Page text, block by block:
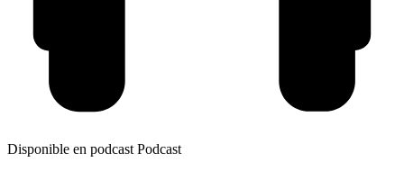
Disponible en podcast Podcast